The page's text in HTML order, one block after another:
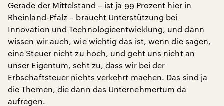
Gerade der Mittelstand – ist ja 99 Prozent hier in
Rheinland-Pfalz – braucht Unterstützung bei
Innovation und Technologieentwicklung, und dann
wissen wir auch, wie wichtig das ist, wenn die sagen,
eine Steuer nicht zu hoch, und geht uns nicht an
unser Eigentum, seht zu, dass wir bei der
Erbschaftsteuer nichts verkehrt machen. Das sind ja
die Themen, die dann das Unternehmertum da
aufregen.